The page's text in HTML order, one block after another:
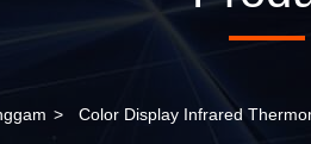
> Color Display Infrared